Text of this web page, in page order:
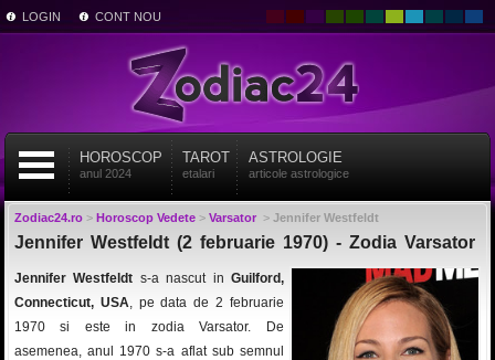
LOGIN CONT NOU
HOROSCOP
anul 2024
TAROT
etalari
ASTROLOGIE
articole astrologice
Zodiac24.ro> Horoscop Vedete> Varsator> Jennifer Westfeldt
Jennifer Westfeldt (2 februarie 1970) - Zodia Varsator
Jennifer Westfeldt s-a nascut in Guilford,
Connecticut, USA, pe data de 2 februarie
1970 si este in zodia Varsator. De
asemenea, anul 1970 s-a aflat sub semnul